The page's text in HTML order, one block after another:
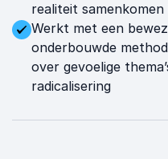
realiteit
Werkt met een
onderbouwde
over gevoelige
radicalisering